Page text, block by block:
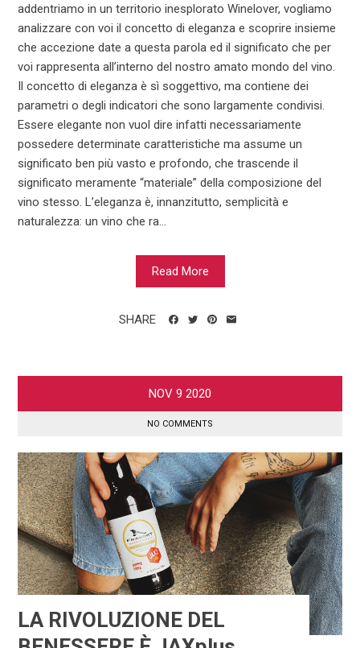
addentriamo in un territorio inesplorato Winelover, vogliamo
analizzare con voi il concetto di eleganza e scoprire insieme
che accezione date a questa parola ed il significato che per
voi rappresenta all’interno del nostro amato mondo del vino.
Il concetto di eleganza è sì soggettivo, ma contiene dei
parametri o degli indicatori che sono largamente condivisi.
Essere elegante non vuol dire infatti necessariamente
possedere determinate caratteristiche ma assume un
significato ben più vasto e profondo, che trascende il
significato meramente “materiale” della composizione del
vino stesso. L’eleganza è, innanzitutto, semplicità e
naturalezza: un vino che ra...
Read More
SHARE
NOV 9 2020
NO COMMENTS
LA RIVOLUZIONE DEL